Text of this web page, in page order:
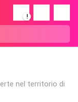
!
nel territorio di